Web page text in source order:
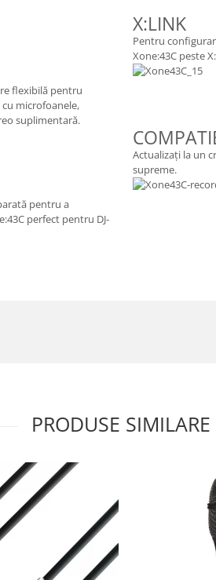
X:LINK
Pentru
Xone:43C peste
flexibilă pentru
microfoanele,
suplimentară.
Actualizați la un
supreme.
pentru a
perfect pentru DJ-
PRODUSE SIMILARE